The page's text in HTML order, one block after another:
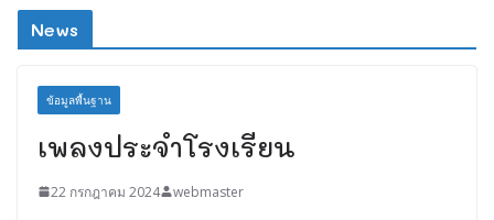
News
ข้อมูลพื้นฐาน
เพลงประจำโรงเรียน
22 กรกฎาคม 2024 webmaster